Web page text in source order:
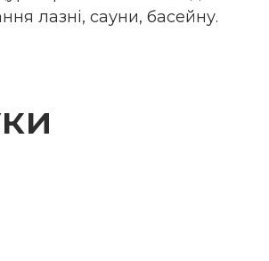
лазні, сауни, басейну.